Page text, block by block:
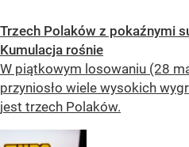
Trzech Polaków z pokaźnymi
Kumulacja rośnie
W piątkowym losowaniu (28
przyniosło wiele wysokich
jest trzech Polaków.